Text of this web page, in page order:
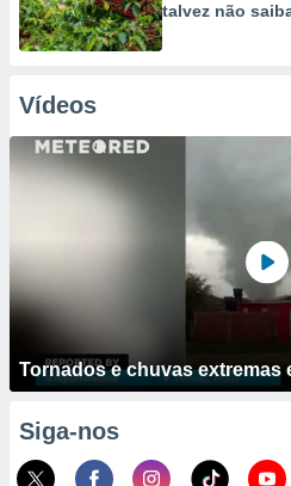
talvez não
Vídeos
Tornados e chuvas extremas
Siga-nos